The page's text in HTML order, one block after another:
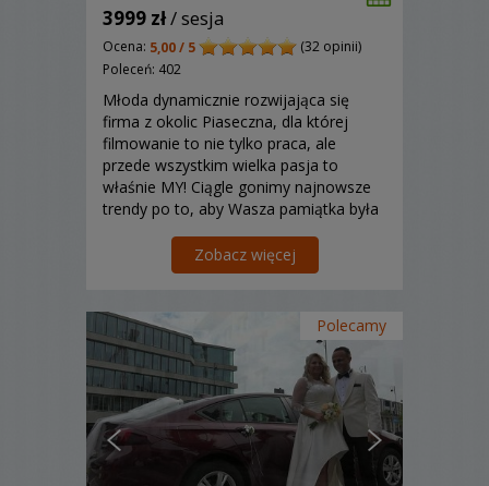
3999 zł/ sesja
Ocena: 5,00 / 5
(32 opinii)
Poleceń: 402
Młoda dynamicznie rozwijająca się
firma z okolic Piaseczna, dla której
filmowanie to nie tylko praca, ale
przede wszystkim wielka pasja to
właśnie MY! Ciągle gonimy najnowsze
trendy po to, aby Wasza pamiątka była
niebanalne wyzwanie jest dla nas
okazją do rozwoju.
Zobacz więcej
Polecamy